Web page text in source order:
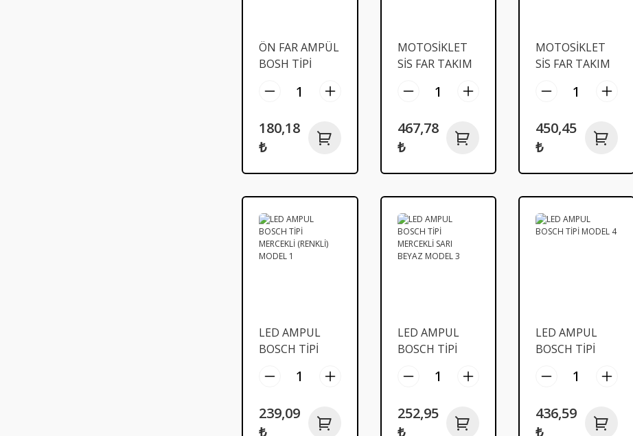
ÖN FAR AMPÜL
BOSH TİPİ
180,18
₺
MOTOSİKLET
SİS FAR TAKIM
467,78
₺
MOTOSİKLET
SİS FAR TAKIM
450,45
₺
LED AMPUL
BOSCH TİPİ
(RENKLİ)
239,09
₺
LED AMPUL
BOSCH TİPİ
BEYAZ MODEL
252,95
₺
LED AMPUL
BOSCH TİPİ
436,59
₺